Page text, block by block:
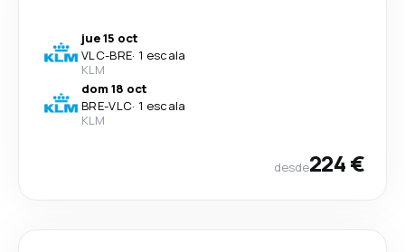
jue 15 oct
VLC-BRE· 1 escala
KLM
dom 18 oct
BRE-VLC· 1 escala
KLM
desde224 €